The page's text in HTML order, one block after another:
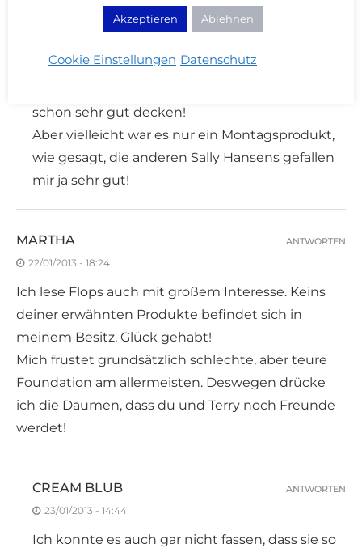
CREAM BLUB
Meine „Schwierigkeit“ ist halt auch, dass meine
schon sehr gut decken!
Aber vielleicht war es nur ein Montagsprodukt,
wie gesagt, die anderen Sally Hansens gefallen
mir ja sehr gut!
MARTHA
22/01/2013 - 18:24
Ich lese Flops auch mit großem Interesse. Keins
deiner erwähnten Produkte befindet sich in
meinem Besitz, Glück gehabt!
Mich frustet grundsätzlich schlechte, aber teure
Foundation am allermeisten. Deswegen drücke
ich die Daumen, dass du und Terry noch Freunde
werdet!
ANTWORTEN
CREAM BLUB
23/01/2013 - 14:44
Ich konnte es auch gar nicht fassen, dass sie so
ANTWORTEN
Akzeptieren Ablehnen
Cookie Einstellungen Datenschutz